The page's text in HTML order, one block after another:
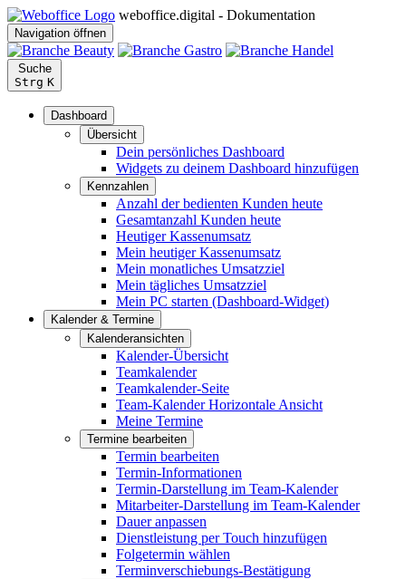
weboffice.digital - Dokumentation
Navigation öffnen
Suche
Strg K
Dashboard
Übersicht
Dein persönliches Dashboard
Widgets zu deinem Dashboard hinzufügen
Kennzahlen
Anzahl der bedienten Kunden heute
Gesamtanzahl Kunden heute
Heutiger Kassenumsatz
Mein heutiger Kassenumsatz
Mein monatliches Umsatzziel
Mein tägliches Umsatzziel
Mein PC starten (Dashboard-Widget)
Kalender & Termine
Kalenderansichten
Kalender-Übersicht
Teamkalender
Teamkalender-Seite
Team-Kalender Horizontale Ansicht
Meine Termine
Termine bearbeiten
Termin bearbeiten
Termin-Informationen
Termin-Darstellung im Team-Kalender
Mitarbeiter-Darstellung im Team-Kalender
Dauer anpassen
Dienstleistung per Touch hinzufügen
Folgetermin wählen
Terminverschiebungs-Bestätigung